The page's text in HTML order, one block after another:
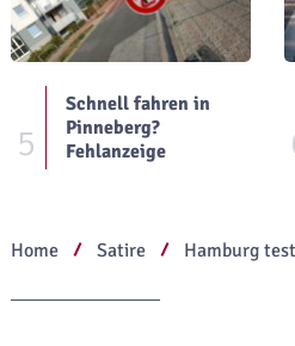
5
Schnell fahren in
Pinneberg?
Fehlanzeige
Home Satire Hamburg